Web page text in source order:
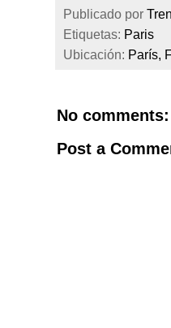
Publicado por
Etiquetas: Paris
Ubicación: París,
No comments:
Post a